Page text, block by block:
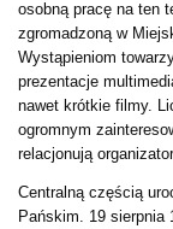
osobną pracę na ten
zgromadzoną w
Wystąpieniom
prezentacje
nawet krótkie filmy.
ogromnym
relacjonują
Centralną częścią
Pańskim. 19 sierpnia